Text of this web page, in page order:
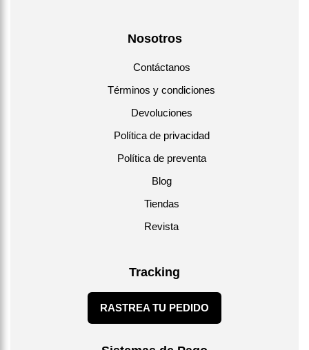
Nosotros
Contáctanos
Términos y condiciones
Devoluciones
Política de privacidad
Política de preventa
Blog
Tiendas
Revista
Tracking
RASTREA TU PEDIDO